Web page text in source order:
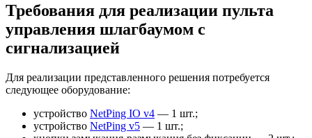
Требования для реализации пульта
управления шлагбаумом с
сигнализацией
Для реализации представленного решения потребуется
следующее оборудование:
устройство NetPing IO v4 ― 1 шт.;
устройство NetPing v5 ― 1 шт.;